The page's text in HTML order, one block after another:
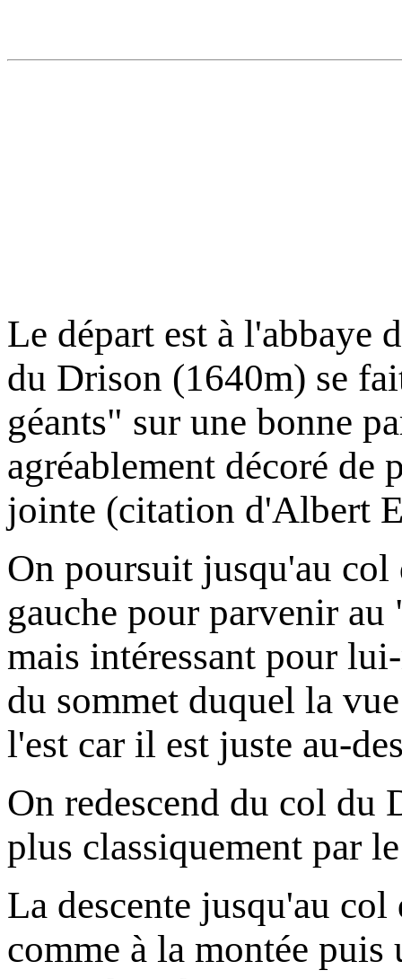
Le départ est à l'abbaye
du Drison (1640m) se
géants" sur une bonne
agréablement décoré de
jointe (citation d'Albert
On poursuit jusqu'au
gauche pour parvenir
mais intéressant pour
du sommet duquel la
l'est car il est juste au-
On redescend du col du
plus classiquement par
La descente jusqu'au
comme à la montée puis